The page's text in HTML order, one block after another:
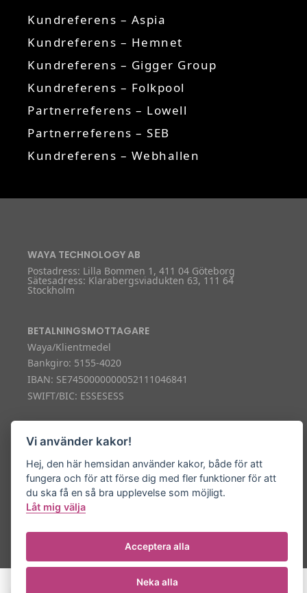
Kundreferens – Aspia
Kundreferens – Hemnet
Kundreferens – Gigger Group
Kundreferens – Folkpool
Partnerreferens – Lowell
Partnerreferens – SEB
Kundreferens – Webhallen
WAYA TECHNOLOGY AB
Postadress: Lilla Bommen 1, 411 04 Göteborg
Sätesadress: Klarabergsviadukten 63, 111 64
Stockholm
BETALNINGSMOTTAGARE
Waya/Klientmedel
Bankgiro: 5155-4020
IBAN: SE7450000000052111046841
SWIFT/BIC: ESSESESS
KUNDTJÄNST
Chatt på waya.se
010-330 20 88
Öppettider: Helgfria vardagar 8-16
© 2026 Waya Technology AB
Vi använder kakor!
Hej, den här hemsidan använder kakor, både för att
fungera och för att förse dig med fler funktioner för att
du ska få en så bra upplevelse som möjligt.
Låt mig välja
Acceptera alla
Neka alla